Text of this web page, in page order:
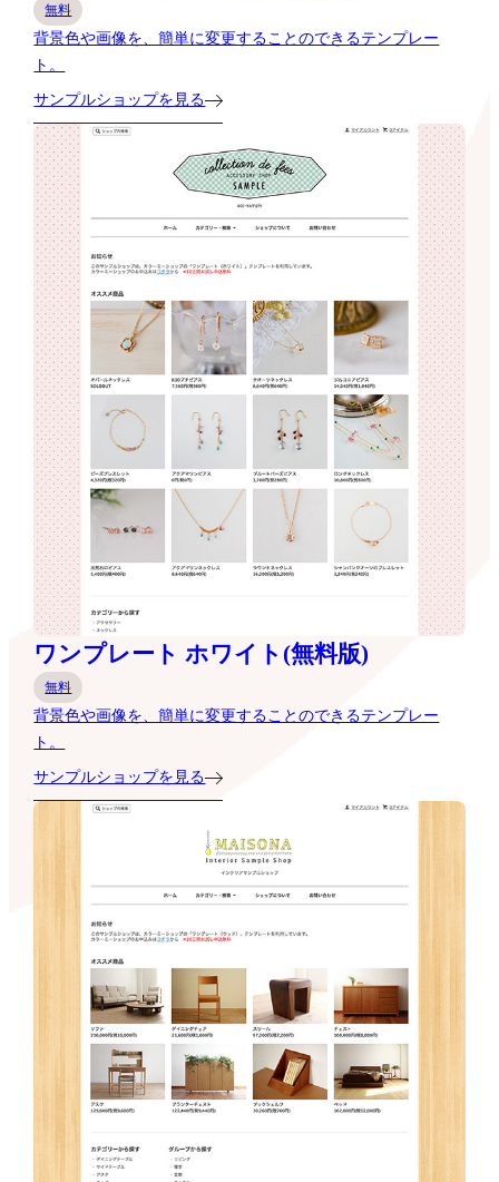
無料
背景色や画像を、簡単に変更することのできるテンプレー
ト。
サンプルショップを見る
ワンプレート ホワイト(無料版)
無料
背景色や画像を、簡単に変更することのできるテンプレー
ト。
サンプルショップを見る